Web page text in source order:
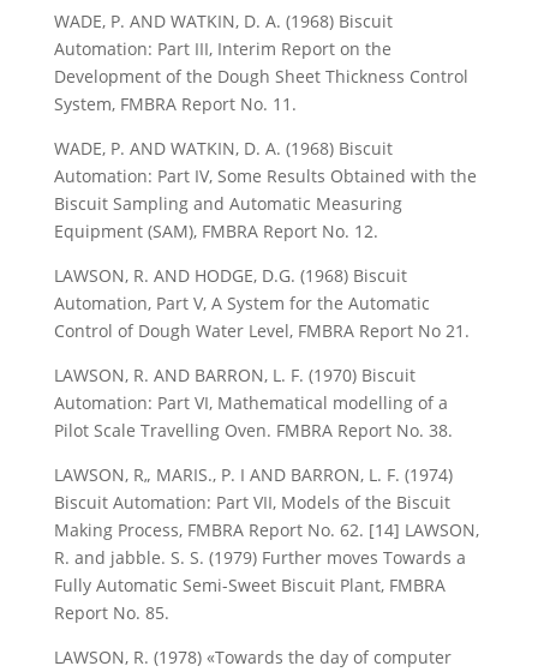
WADE, P. AND WATKIN, D. A. (1968) Biscuit
Automation: Part III, Interim Report on the
Development of the Dough Sheet Thickness Control
System, FMBRA Report No. 11.
WADE, P. AND WATKIN, D. A. (1968) Biscuit
Automation: Part IV, Some Results Obtained with the
Biscuit Sampling and Automatic Measuring
Equipment (SAM), FMBRA Report No. 12.
LAWSON, R. AND HODGE, D.G. (1968) Biscuit
Automation, Part V, A System for the Automatic
Control of Dough Water Level, FMBRA Report No 21.
LAWSON, R. AND BARRON, L. F. (1970) Biscuit
Automation: Part VI, Mathematical modelling of a
Pilot Scale Travelling Oven. FMBRA Report No. 38.
LAWSON, R„ MARIS., P. I AND BARRON, L. F. (1974)
Biscuit Automation: Part VII, Models of the Biscuit
Making Process, FMBRA Report No. 62. [14] LAWSON,
R. and jabble. S. S. (1979) Further moves Towards a
Fully Automatic Semi-Sweet Biscuit Plant, FMBRA
Report No. 85.
LAWSON, R. (1978) «Towards the day of computer